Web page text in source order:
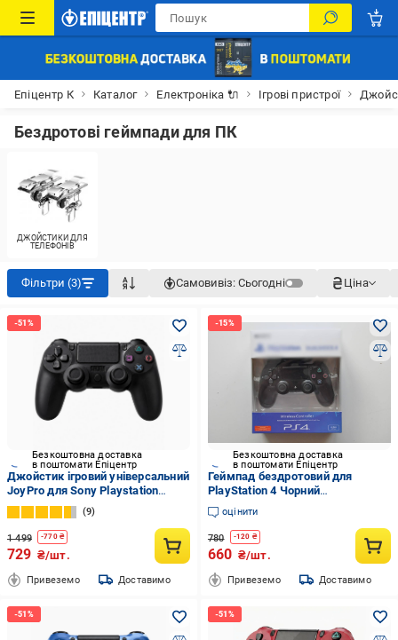
Епіцентр К Каталог Електроніка 🔌 Ігрові пристрої
Бездротові геймпади для ПК
ДЖОЙСТИКИ ДЛЯ
ТЕЛЕФОНІВ
Фільтри (3) Самовивіз: Сьогодні Ціна
Безкоштовна доставка
в поштомати Епіцентр
Джойстик ігровий універсальний
JoyPro для Sony Playstation
PS3/PS4/комп'ютера Windows
Android тв Чорний (db51c0f8)
9
1 499 -770₴
729 ₴/шт.
Привеземо Доставимо
Безкоштовна доставка
в поштомати Епіцентр
Геймпад бездротовий для
PlayStation 4 Чорний
(2733135650)
оцінити
780 -120 ₴
660 ₴/шт.
Привеземо Доставимо